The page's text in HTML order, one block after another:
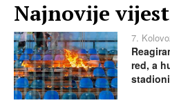
Najnovije
7.
red, a